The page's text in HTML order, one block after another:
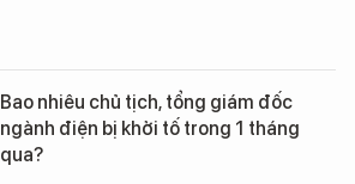
Bao nhiêu chủ tịch, tổng giám đốc
ngành điện bị khởi tố trong 1 tháng
qua?